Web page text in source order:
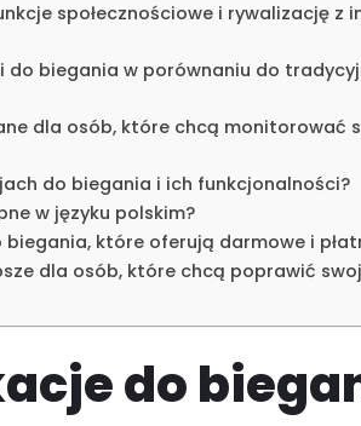
społecznościowe i rywalizację z
biegania w porównaniu do
dla osób, które chcą monitorować
do biegania i ich funkcjonalności?
w języku polskim?
które oferują darmowe i
dla osób, które chcą poprawić
do